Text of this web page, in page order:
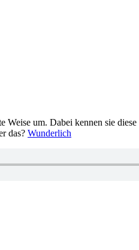
um. Dabei kennen sie
das? Wunderlich